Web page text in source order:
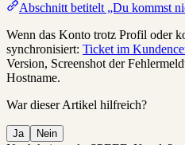
Abschnitt betitelt „Du kommst
Wenn das Konto trotz Profil oder
synchronisiert: Ticket im
Version, Screenshot der
Hostname.
War dieser Artikel hilfreich?
Ja Nein